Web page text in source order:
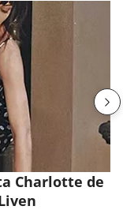
Charlotte de